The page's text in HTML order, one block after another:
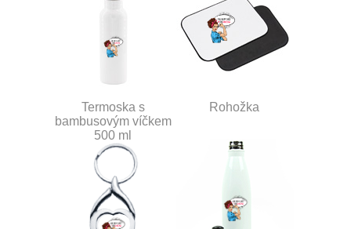
Termoska s
bambusovým víčkem
500 ml
Rohožka